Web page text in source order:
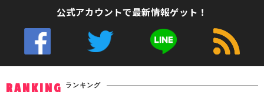
公式アカウントで最新情報ゲット！
RANKING ランキング